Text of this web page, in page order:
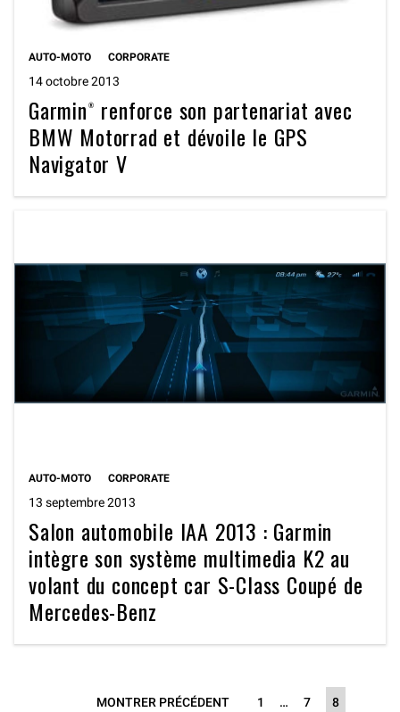
AUTO-MOTO CORPORATE
14 octobre 2013
Garmin® renforce son partenariat avec
BMW Motorrad et dévoile le GPS
Navigator V
AUTO-MOTO CORPORATE
13 septembre 2013
Salon automobile IAA 2013 : Garmin
intègre son système multimedia K2 au
volant du concept car S-Class Coupé de
Mercedes-Benz
MONTRER PRÉCÉDENT PAGE
1 … PAGE
7 PAGE
8